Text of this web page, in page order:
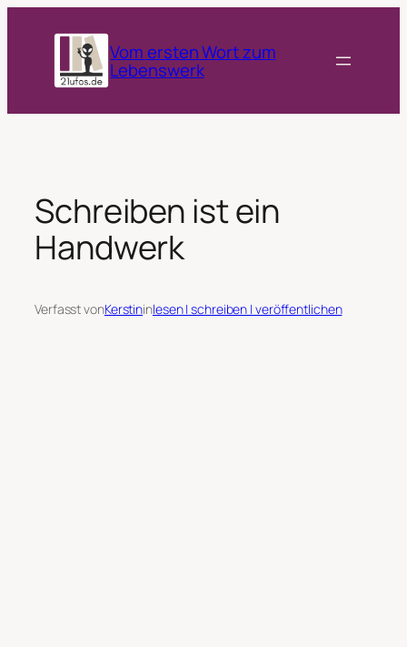
Vom ersten Wort zum
Lebenswerk
Schreiben ist ein
Handwerk
Verfasst vonKerstininlesen | schreiben | veröffentlichen